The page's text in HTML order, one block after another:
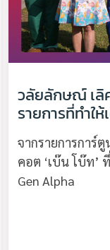
วลัยลักษณ์ เลิศ
รายการที่ทำใ
จากรายการการ์
คอต ‘เบ๊น โบ๊ท’
Gen Alpha